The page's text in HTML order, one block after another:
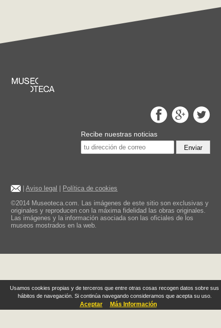
Usamos cookies propias y de terceros que entre otras cosas recogen datos sobre sus
hábitos de navegación. Si continúa navegando consideramos que acepta su uso.
Aceptar Más Información
Recibe nuestras noticias
Enviar
|Aviso legal
Política de cookies
©2014 Museoteca.com. Las imágenes de este sitio son exclusivas y
originales y reproducen con la máxima fidelidad las obras originales.
Las imágenes y la información asociada son las oficiales de los
museos mostrados en la web.